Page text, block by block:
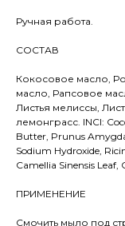
Ручная работа.
СОСТАВ
Кокосовое масло,
масло, Рапсовое
Листья мелиссы,
лемонграсс. INCI:
Butter, Prunus
Sodium Hydroxide,
Camellia Sinensis
ПРИМЕНЕНИЕ
Смочить мыло под